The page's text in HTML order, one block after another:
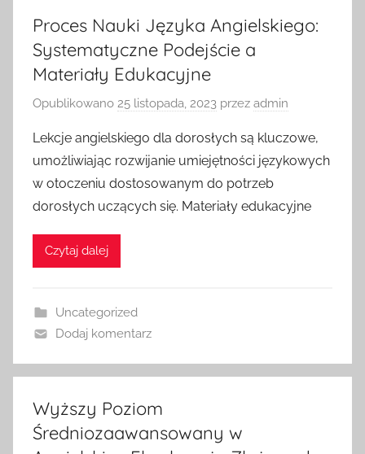
Proces Nauki Języka Angielskiego:
Systematyczne Podejście a
Materiały Edukacyjne
Opublikowano 25 listopada, 2023 przez admin
Lekcje angielskiego dla dorosłych są kluczowe,
umożliwiając rozwijanie umiejętności językowych
w otoczeniu dostosowanym do potrzeb
dorosłych uczących się. Materiały edukacyjne
Czytaj dalej
Uncategorized
Dodaj komentarz
Wyższy Poziom
Średniozaawansowany w